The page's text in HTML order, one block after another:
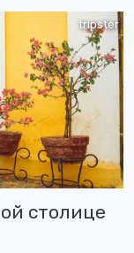
tripster
столице